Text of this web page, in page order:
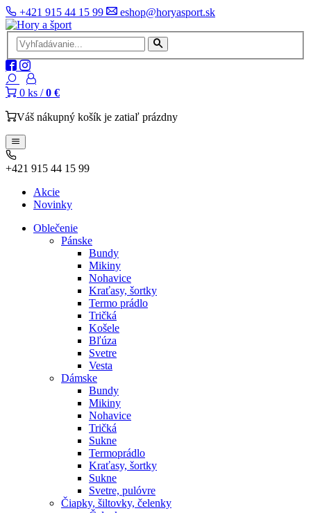
+421 915 44 15 99 eshop@horyasport.sk
0 ks / 0 €
Váš nákupný košík je zatiaľ prázdny
+421 915 44 15 99
Akcie
Novinky
Oblečenie
Pánske
Bundy
Mikiny
Nohavice
Kraťasy, šortky
Termo prádlo
Tričká
Košele
Bľúza
Svetre
Vesta
Dámske
Bundy
Mikiny
Nohavice
Tričká
Sukne
Termoprádlo
Kraťasy, šortky
Sukne
Svetre, pulóvre
Čiapky, šiltovky, čelenky